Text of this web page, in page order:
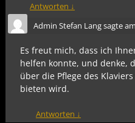
Antworten ↓
Admin Stefan Langsagte am
Es freut mich, dass ich
helfen konnte, und denke,
über die Pflege des
bieten wird.
Antworten ↓